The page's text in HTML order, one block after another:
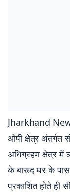
Jharkhand
ओपी क्षेत्र अंतर्गत
अधिग्रहण क्षेत्र में
के बारूद घर के
प्रकाशित होते ही